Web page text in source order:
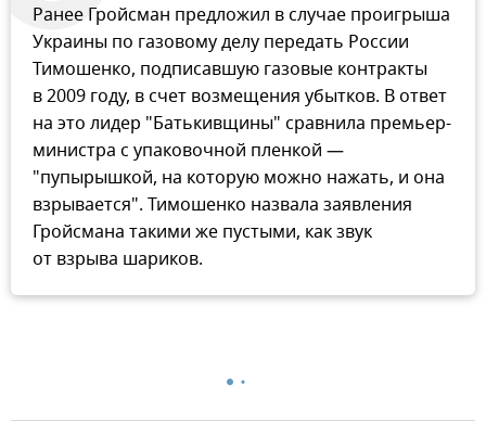
Ранее Гройсман предложил в случае проигрыша
Украины по газовому делу передать России
Тимошенко, подписавшую газовые контракты
в 2009 году, в счет возмещения убытков. В ответ
на это лидер "Батькивщины" сравнила премьер-
министра с упаковочной пленкой —
"пупырышкой, на которую можно нажать, и она
взрывается". Тимошенко назвала заявления
Гройсмана такими же пустыми, как звук
от взрыва шариков.